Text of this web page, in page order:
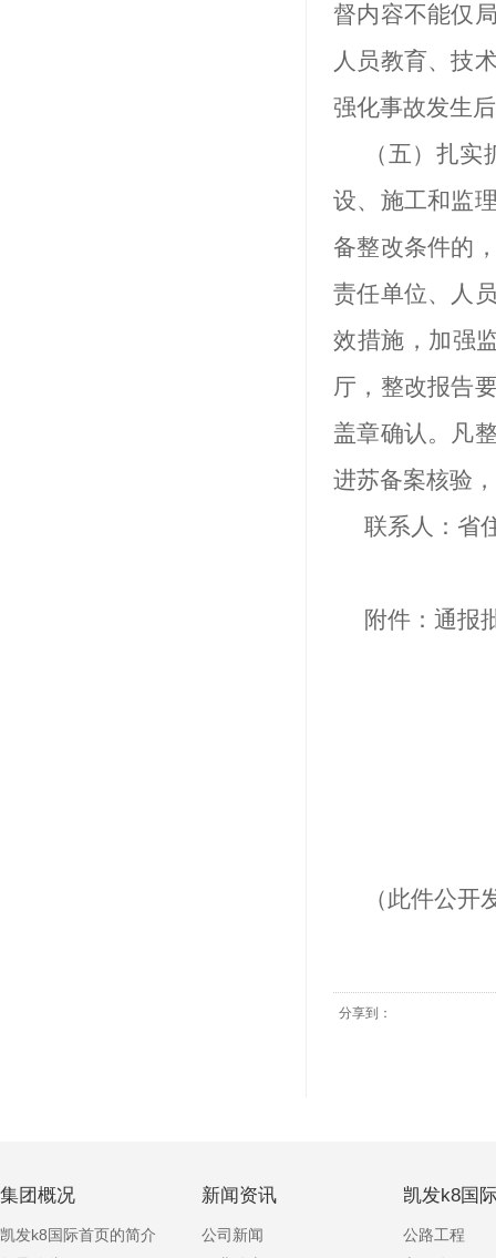
督内容不能仅
人员教育、技
强化事故发生
（五）扎
设、施工和监
备整改条件的
责任单位、人
效措施，加强
厅，整改报告
盖章确认。凡
进苏备案核验
联系人：省
附件：通报
（此件公开
分享到：
集团概况
凯发k8国际首页的简介
新闻资讯
公司新闻
凯发k8国
公路工程